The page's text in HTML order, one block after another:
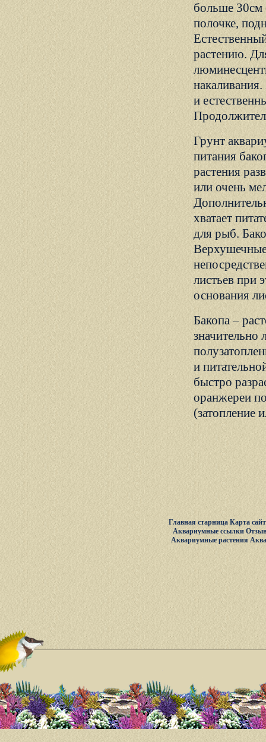
больше 30см
полочке,
растению.
и
Грунт
питания
растения
или очень
хватает
для рыб.
листьев при
основания
Бакопа –
значительно
и
быстро
оранжереи
(затопление
Главная старница Карта
Аквариумные ссылки
Аквариумные растения